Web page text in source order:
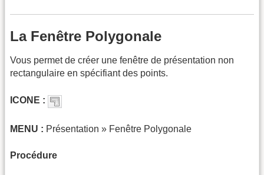
La Fenêtre Polygonale
Vous permet de créer une fenêtre de présentation non
rectangulaire en spécifiant des points.
ICONE :
MENU : Présentation » Fenêtre Polygonale
Procédure